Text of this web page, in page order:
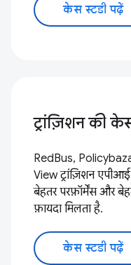
केस स्टडी पढ़ें
ट्रांज़िशन की
RedBus,
View ट्रांज़िशन
बेहतर परफ़ॉर्मेंस और
फ़ायदा मिलता है.
केस स्टडी पढ़ें